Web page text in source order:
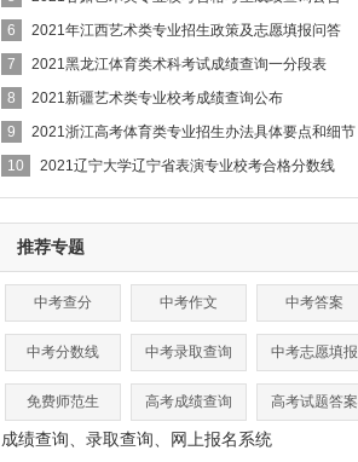
6
2021年江西艺术类专业招生政策及志愿填报问答
7
2021黑龙江体育类术科考试成绩查询一分段表
8
2021新疆艺术类专业校考成绩查询公布
9
2021浙江高考体育类专业招生办法具体要点和细节
10
2021辽宁大学辽宁省表演专业校考合格分数线
推荐专题
中考查分 中考作文 中考答案
中考分数线 中考录取查询 中考志愿填报
免费师范生 高考成绩查询 高考试题答案
成绩查询、录取查询、网上报名系统